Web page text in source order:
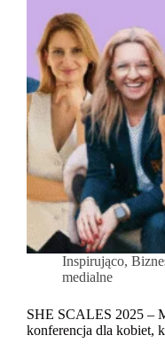
Inspirująco,
medialne
SHE SCALES 2025 –
konferencja dla kobiet,